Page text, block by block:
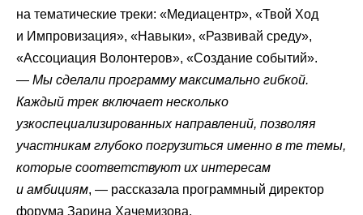
на тематические треки: «Медиацентр», «Твой Ход
и Импровизация», «Навыки», «Развивай среду»,
«Ассоциация Волонтеров», «Создание событий».
— Мы сделали программу максимально гибкой.
Каждый трек включает несколько
узкоспециализированных направлений, позволяя
участникам глубоко погрузиться именно в те темы,
которые соответствуют их интересам
и амбициям, — рассказала программный директор
форума Зарина Хачемизова.